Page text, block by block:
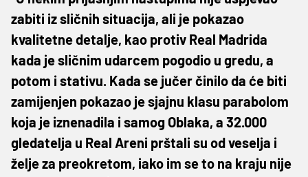
zabiti iz sličnih situacija, ali je pokazao
kvalitetne detalje, kao protiv Real Madrida
kada je sličnim udarcem pogodio u gredu, a
potom i stativu. Kada se jučer činilo da će biti
zamijenjen pokazao je sjajnu klasu parabolom
koja je iznenadila i samog Oblaka, a 32.000
gledatelja u Real Areni prštali su od veselja i
želje za preokretom, iako im se to na kraju nije